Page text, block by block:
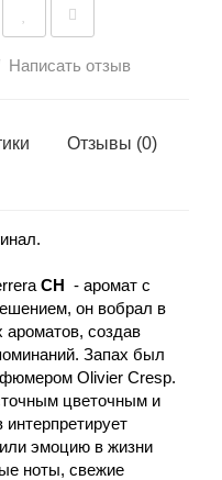
Написать отзыв
Отзывы (0)
CH - аромат с
он вобрал в
создав
Запах был
Olivier Cresp.
цветочным и
эмоцию в жизни
ноты, свежие